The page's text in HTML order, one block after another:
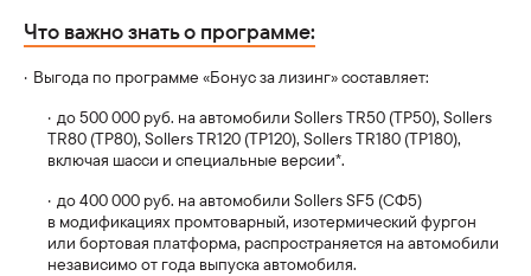
Sollers TR50/ТР50
Sollers TR80/ТР80
Выбрать онлайнУзнать больше
Что важно знать о программе:
Выгода по программе «Бонус за лизинг» составляет:
до 500 000 руб. на автомобили Sollers TR50 (ТР50), Sollers
TR80 (ТР80), Sollers TR120 (ТР120), Sollers TR180 (ТР180),
включая шасси и специальные версии*.
до 400 000 руб. на автомобили Sollers SF5 (СФ5)
в модификациях промтоварный, изотермический фургон
или бортовая платформа, распространяется на автомобили
независимо от года выпуска автомобиля.